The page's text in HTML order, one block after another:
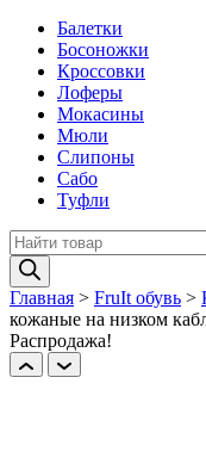
Балетки
Босоножки
Кроссовки
Лоферы
Мокасины
Мюли
Слипоны
Сабо
Туфли
Поиск
товаров
Главная > FruIt обувь >
кожаные на низком
Распродажа!